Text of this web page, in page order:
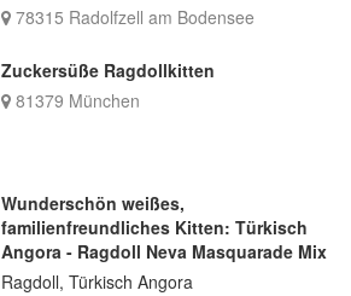
78315 Radolfzell am Bodensee
Zuckersüße Ragdollkitten
81379 München
Wunderschön weißes,
familienfreundliches Kitten: Türkisch
Angora - Ragdoll Neva Masquarade Mix
Ragdoll, Türkisch Angora